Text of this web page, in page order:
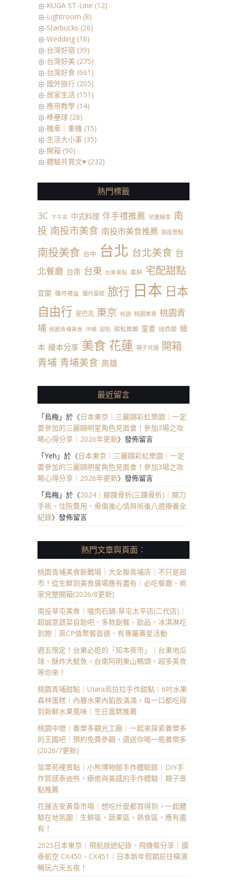
KUGA ST-Line (12)
Lightroom (8)
Starbucks (26)
Wedding (18)
台灣好宿 (39)
台灣好美 (275)
台灣好食 (661)
國外旅行 (205)
居家生活 (151)
應用教學 (14)
棒壘球 (28)
機車｜重機 (15)
生活大小事 (35)
開箱 (90)
體驗共賞文♥ (232)
熱門標籤
3C 下午茶 中式料理 伴手禮推薦 兒童繪本 南
投 南投市美食 南投市美食推薦 南投景點
南投美食 台中 台北 台北美食 台
北餐廳 台南 台東 台東景點 喜餅 宅配甜點
宜蘭 彌月禮盒 彌月蛋糕 旅行 日本 日本
自由行 星巴克 東京 桃園 桃園美食 桃園青
埔 桃園青埔美食 沖繩 甜點 甜點推薦 童書 紐西蘭 繪
本 繪本分享 美食 花蓮 親子共讀 開箱
青埔 青埔美食 高雄
最近留言
「烏梅」於〈日本東京｜三麗鷗彩虹樂園｜一定
要參加的三麗鷗明星角色見面會！參加3場之攻
略心得分享｜2026年更新〉發佈留言
「Yeh 」於〈日本東京｜三麗鷗彩虹樂園｜一定
要參加的三麗鷗明星角色見面會！參加3場之攻
略心得分享｜2026年更新〉發佈留言
「烏梅」於〈2024｜腳踝骨折(三踝骨折)｜開刀
手術、住院費用、骨傷後心情與術後八週療養全
紀錄〉發佈留言
熱門文章與頁面︰
桃園青埔美食新戰場｜大全聯青埔店｜不只是超
市！從生鮮到美食廣場應有盡有｜必吃餐廳、商
家完整開箱(2026/8更新)
南投草屯美食｜嗑肉石鍋-草屯太平店(二代店)｜
超誠意蔬菜自助吧、多款副餐、飲品、冰淇淋吃
到飽｜高CP值聚餐首選、有專屬壽星活動
週五限定！台東必逛的「知本夜市」｜台東地瓜
球、酥炸大魷魚、台南阿明東山鴨頭，超多美食
等你來！
桃園青埔甜點｜UIara烏拉拉手作甜點｜6吋水果
森林蛋糕｜內層水果內餡放滿滿，每一口都吃得
到新鮮水果風味｜生日蛋糕推薦
桃園中壢｜養樂多觀光工廠｜一起來探索養樂多
的王國吧｜預約免費參觀，還送你喝一瓶養樂多
(2026/7更新)
苗栗苑裡景點｜小熊博物館手作體驗館｜DIY手
作質感泰迪熊，療癒與美感的手作體驗｜親子景
點推薦
花蓮吉安黃昏市場｜想吃什麼都買得到，一起體
驗在地氛圍｜生鮮區、蔬果區、熟食區，應有盡
有！
2025日本東京｜飛航旅途紀錄、飛機餐分享｜國
泰航空 CX450、CX451｜日本新年假期前往橫濱
暢玩六天五夜！